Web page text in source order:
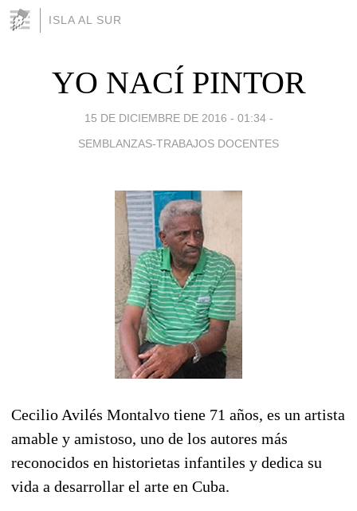
ISLA AL SUR
YO NACÍ PINTOR
15 DE DICIEMBRE DE 2016 - 01:34 -
SEMBLANZAS-TRABAJOS DOCENTES
Cecilio Avilés Montalvo tiene 71 años, es un artista
amable y amistoso, uno de los autores más
reconocidos en historietas infantiles y dedica su
vida a desarrollar el arte en Cuba.